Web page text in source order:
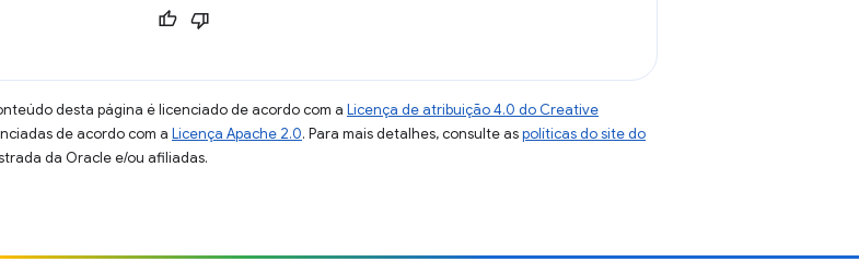
desta página é licenciado de acordo com a Licença de atribuição 4.0 do Creative
de acordo com a Licença Apache 2.0. Para mais detalhes, consulte aspolíticas do site do
da Oracle e/ou afiliadas.